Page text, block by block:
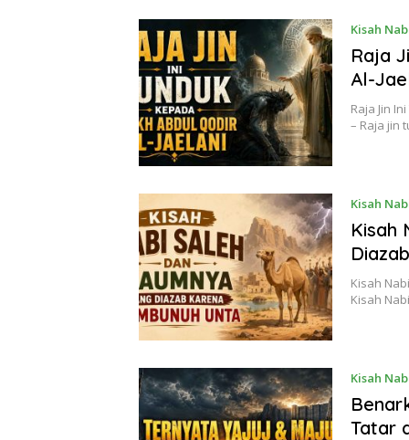
Kisah
Raja
Al-
Raja Jin
– Raja jin
Kisah
Kisah
Diazab
Kisah
Kisah
Kisah
Tatar